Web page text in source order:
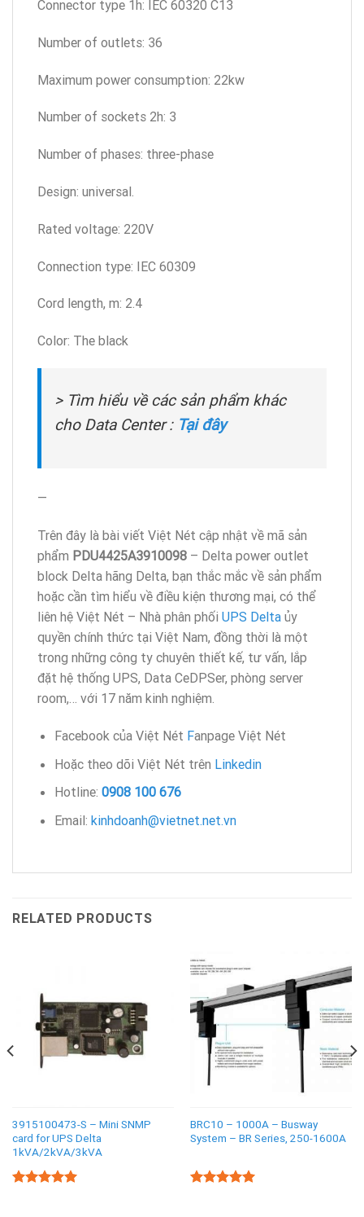
Connector type 1h: IEC 60320 C13
Number of outlets: 36
Maximum power consumption: 22kw
Number of sockets 2h: 3
Number of phases: three-phase
Design: universal.
Rated voltage: 220V
Connection type: IEC 60309
Cord length, m: 2.4
Color: The black
> Tìm hiểu về các sản phẩm khác
cho Data Center : Tại đây
—
Trên đây là bài viết Việt Nét cập nhật về mã sản
phẩm PDU4425A3910098 – Delta power outlet
block Delta hãng Delta, bạn thắc mắc về sản phẩm
hoặc cần tìm hiểu về điều kiện thương mại, có thể
liên hệ Việt Nét – Nhà phân phối UPS Delta ủy
quyền chính thức tại Việt Nam, đồng thời là một
trong những công ty chuyên thiết kế, tư vấn, lắp
đặt hệ thống UPS, Data CeDPSer, phòng server
room,… với 17 năm kinh nghiệm.
Facebook của Việt Nét Fanpage Việt Nét
Hoặc theo dõi Việt Nét trên Linkedin
Hotline: 0908 100 676
Email: kinhdoanh@vietnet.net.vn
RELATED PRODUCTS
3915100473-S – Mini SNMP
card for UPS Delta
1kVA/2kVA/3kVA
BRC10 – 1000A – Busway
System – BR Series, 250-1600A